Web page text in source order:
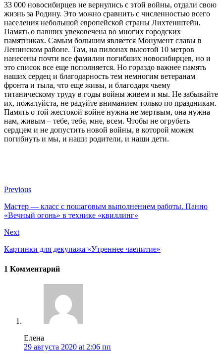
33 000 новосибирцев не вернулись с этой войны, отдали свою
жизнь за Родину. Это можно сравнить с численностью всего
населения небольшой европейской страны Лихтенштейн.
Память о павших увековечена во многих городских
памятниках. Самым большим является Монумент славы в
Ленинском районе. Там, на пилонах высотой 10 метров
нанесены почти все фамилии погибших новосибирцев, но и
это список все еще пополняется. Но гораздо важнее память
наших сердец и благодарность тем немногим ветеранам
фронта и тыла, что еще живы, и благодаря чьему
титаническому труду в годы войны живем и мы. Не забывайте
их, пожалуйста, не радуйте вниманием только по праздникам.
Память о той жестокой войне нужна не мертвым, она нужна
нам, живым – тебе, тебе, мне, всем. Чтобы не огрубеть
сердцем и не допустить новой войны, в которой можем
погибнуть и мы, и наши родители, и наши дети.
Previous
Мастер — класс с пошаговым выполнением работы. Панно
«Вечный огонь» в технике «квиллинг»
Next
Картинки для декупажа «Утреннее чаепитие»
1 Kомментарий
Елена
29 августа 2020 at 2:06 пп